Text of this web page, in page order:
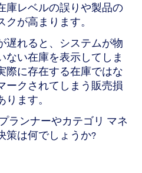
庫レベルの誤りや製品の
クが高まります。
遅れると、システムが物
ない在庫を表示してしま
際に存在する在庫ではな
ークされてしまう販売損
ります。
ランナーやカテゴリ マネ
策は何でしょうか?